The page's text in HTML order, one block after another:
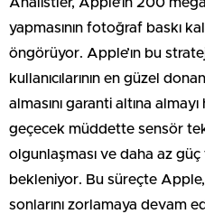
yapmasının fotoğraf baskı
öngörüyor. Apple’ın bu
kullanıcılarının en güzel
almasını garanti altına
geçecek müddette sensör
olgunlaşması ve daha az güç
bekleniyor. Bu süreçte
sonlarını zorlamaya devam